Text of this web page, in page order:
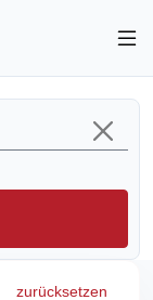
zurücksetzen